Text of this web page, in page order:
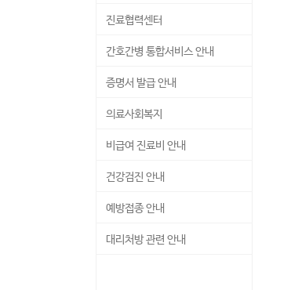
진료협력센터
· 입원진료 안내
· 입원생활 안내
· 면회 안내
간호간병 통합서비스 안내
증명서 발급 안내
의료사회복지
비급여 진료비 안내
건강검진 안내
예방접종 안내
· 예방접종 안내
대리처방 관련 안내